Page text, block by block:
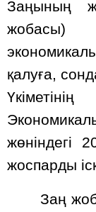
Заңының
жобасы)
қалуға,
жөніндегі
жоспарды
Заң